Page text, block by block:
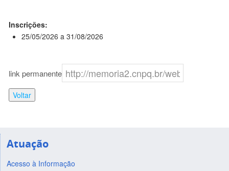
Inscrições:
25/05/2026 a 31/08/2026
link permanente
Voltar
Atuação
Acesso à Informação